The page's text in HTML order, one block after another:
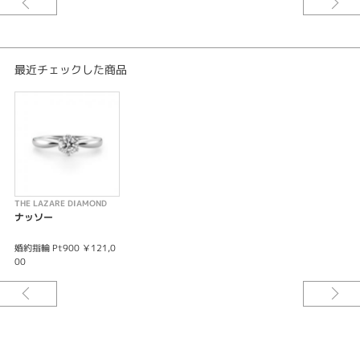
最近チェックした商品
THE LAZARE DIAMOND
ナッソー
婚約指輪 Pt900 ￥121,0
00